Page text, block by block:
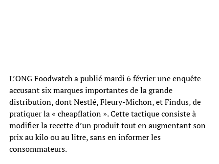
L’ONG Foodwatch a publié mardi 6 février une enquête
accusant six marques importantes de la grande
distribution, dont Nestlé, Fleury-Michon, et Findus, de
pratiquer la « cheapflation ». Cette tactique consiste à
modifier la recette d’un produit tout en augmentant son
prix au kilo ou au litre, sans en informer les
consommateurs.